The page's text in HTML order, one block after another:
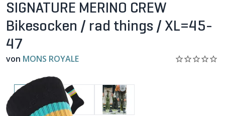
SIGNATURE MERINO CREW
Bikesocken / rad things / XL=45-
47
von MONS ROYALE